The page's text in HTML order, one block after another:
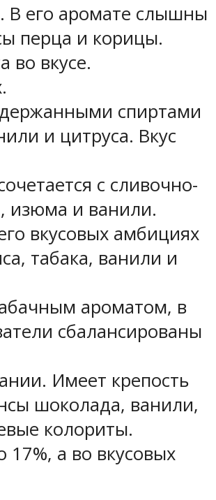
В его аромате слышны
перца и корицы.
во вкусе.
спиртами
и цитруса. Вкус
с сливочно-
изюма и ванили.
вкусовых амбициях
табака, ванили и
ароматом, в
сбалансированы
Имеет крепость
шоколада, ванили,
колориты.
17%, а во вкусовых